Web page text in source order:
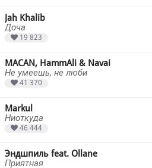
Jah Khalib
Доча
19 823
MACAN, HammAli & Navai
Не умеешь, не люби
41 370
Markul
Ниоткуда
46 444
Эндшпиль feat. Ollane
Приятная